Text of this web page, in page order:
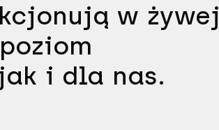
w żywej
i dla nas.